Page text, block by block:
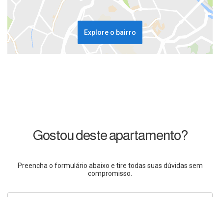
Explore o bairro
Gostou deste apartamento?
Preencha o formulário abaixo e tire todas suas dúvidas sem
compromisso.